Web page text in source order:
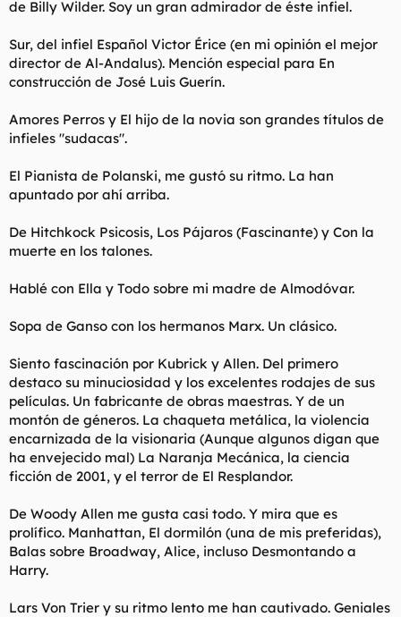
de Billy Wilder. Soy un gran admirador de éste infiel.
Sur, del infiel Español Victor Érice (en mi opinión el mejor
director de Al-Andalus). Mención especial para En
construcción de José Luis Guerín.
Amores Perros y El hijo de la novia son grandes títulos de
infieles "sudacas".
El Pianista de Polanski, me gustó su ritmo. La han
apuntado por ahí arriba.
De Hitchkock Psicosis, Los Pájaros (Fascinante) y Con la
muerte en los talones.
Hablé con Ella y Todo sobre mi madre de Almodóvar.
Sopa de Ganso con los hermanos Marx. Un clásico.
Siento fascinación por Kubrick y Allen. Del primero
destaco su minuciosidad y los excelentes rodajes de sus
películas. Un fabricante de obras maestras. Y de un
montón de géneros. La chaqueta metálica, la violencia
encarnizada de la visionaria (Aunque algunos digan que
ha envejecido mal) La Naranja Mecánica, la ciencia
ficción de 2001, y el terror de El Resplandor.
De Woody Allen me gusta casi todo. Y mira que es
prolífico. Manhattan, El dormilón (una de mis preferidas),
Balas sobre Broadway, Alice, incluso Desmontando a
Harry.
Lars Von Trier y su ritmo lento me han cautivado. Geniales